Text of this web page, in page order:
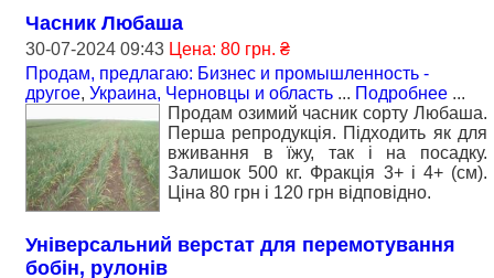
Часник Любаша
30-07-2024 09:43 Цена: 80 грн. ₴
Продам, предлагаю: Бизнес и промышленность -
другое, Украина, Черновцы и область ... Подробнее ...
Продам озимий часник сорту Любаша.
Перша репродукція. Підходить як для
вживання в їжу, так і на посадку.
Залишок 500 кг. Фракція 3+ і 4+ (см).
Ціна 80 грн і 120 грн відповідно.
Універсальний верстат для перемотування
бобін, рулонів